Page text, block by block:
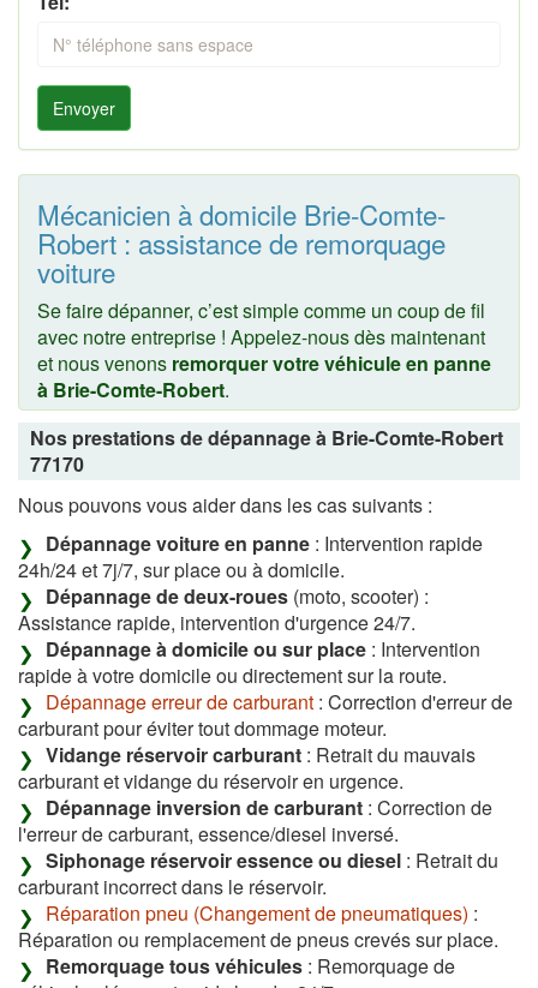
Envoyer
Mécanicien à domicile Brie-Comte-
Robert : assistance de remorquage
voiture
Se faire dépanner, c’est simple comme un coup de fil
avec notre entreprise ! Appelez-nous dès maintenant
et nous venons remorquer votre véhicule en panne
à Brie-Comte-Robert.
Nos prestations de dépannage à Brie-Comte-Robert
77170
Nous pouvons vous aider dans les cas suivants :
Dépannage voiture en panne : Intervention rapide
24h/24 et 7j/7, sur place ou à domicile.
Dépannage de deux-roues (moto, scooter) :
Assistance rapide, intervention d'urgence 24/7.
Dépannage à domicile ou sur place : Intervention
rapide à votre domicile ou directement sur la route.
Dépannage erreur de carburant : Correction d'erreur de
carburant pour éviter tout dommage moteur.
Vidange réservoir carburant : Retrait du mauvais
carburant et vidange du réservoir en urgence.
Dépannage inversion de carburant : Correction de
l'erreur de carburant, essence/diesel inversé.
Siphonage réservoir essence ou diesel : Retrait du
carburant incorrect dans le réservoir.
Réparation pneu (Changement de pneumatiques) :
Réparation ou remplacement de pneus crevés sur place.
Remorquage tous véhicules : Remorquage de